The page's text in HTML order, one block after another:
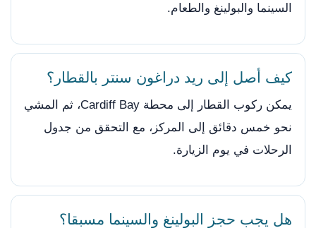
السينما والبولينغ والطعام.
كيف أصل إلى ريد دراغون سنتر بالقطار؟
يمكن ركوب القطار إلى محطة Cardiff Bay، ثم المشي
نحو خمس دقائق إلى المركز، مع التحقق من جدول
الرحلات في يوم الزيارة.
هل يجب حجز البولينغ والسينما مسبقا؟